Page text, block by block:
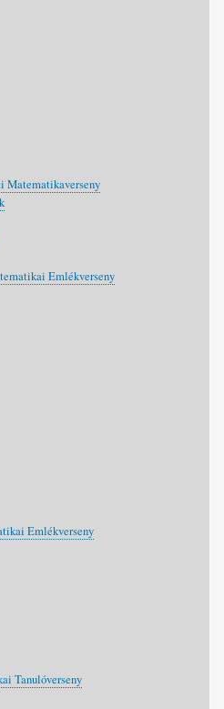
Matematikaverseny
Emlékverseny
Emlékverseny
Tanulóverseny